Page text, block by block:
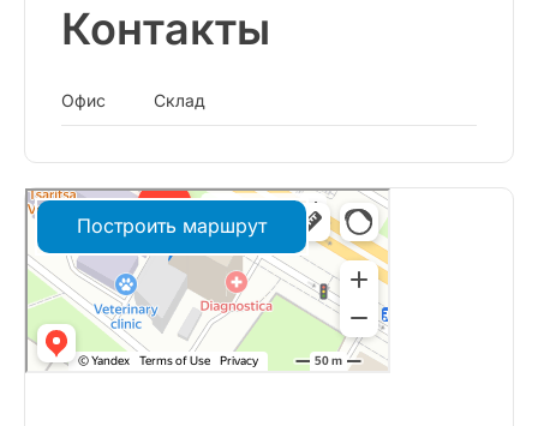
Контакты
Офис Склад
Построить маршрут